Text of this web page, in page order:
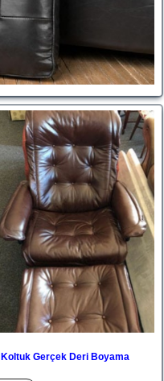
Koltuk Gerçek Deri Boyama